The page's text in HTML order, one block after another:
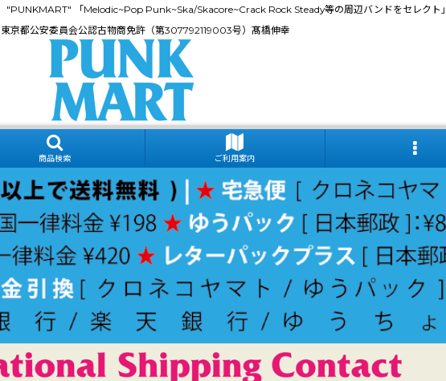
「Melodic~Pop Punk~Ska/Skacore~Crack Rock Steady等の周辺バンドをセレクト」
東京都公安委員会公認古物商免許（第307792119003号）髙橋伸幸
商品検索 ご利用案内